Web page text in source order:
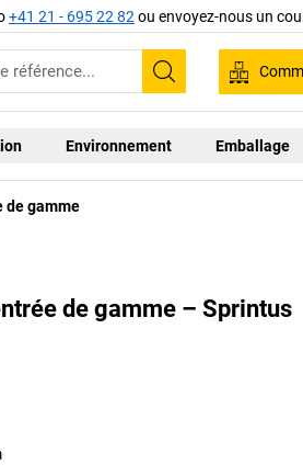
+41 21 - 695 22 82 ou envoyez-nous un
Recherche
Environnement Emballage
de gamme
de gamme – Sprintus